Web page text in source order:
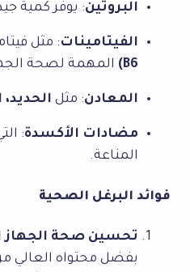
البروتين: يوفر كمية
الفيتامينات: مثل
B6)
المهمة لصحة
المعادن: مثل
مضادات الأكسدة:
المناعة.
فوائد البرغل الصحية
تحسين صحة
بفضل محتواه العالي